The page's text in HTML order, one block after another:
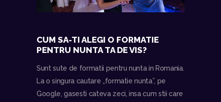
CONTACT
CUM SA-TI ALEGI O FORMATIE
PENTRU NUNTA TA DE VIS?
Sunt sute de formatii pentru nunta in Romania.
La o singura cautare „formatie nunta”, pe
Google, gasesti cateva zeci, insa cum stii care